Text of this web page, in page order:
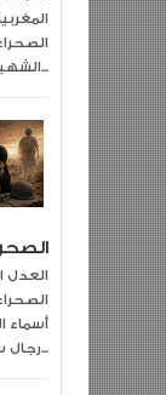
الشهيد لحدب بلعيد شهيد حرب الصحر...
أسماء
رجال سقطوا بأجسادهم ليقف ال...